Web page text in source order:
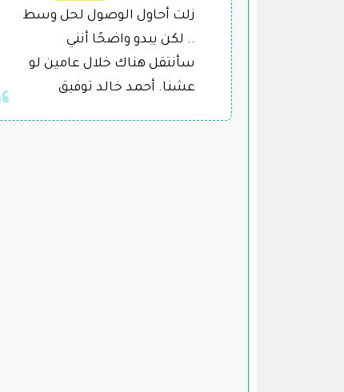
زلت أحاول الوصول لحل وسط
.. لكن يبدو واضحًا أنني
سأنتقل هناك خلال عامين لو
عشنا. أحمد خالد توفيق